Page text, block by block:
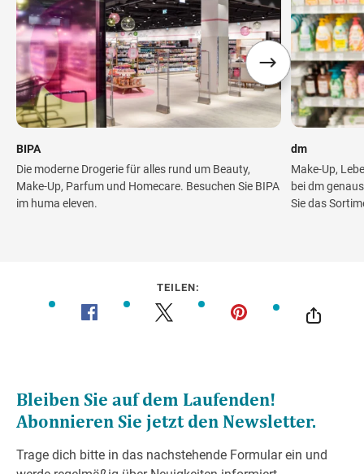
BIPA
Die moderne Drogerie für alles rund um Beauty,
Make-Up, Parfum und Homecare. Besuchen Sie BIPA
im huma eleven.
dm
Make-Up,
bei dm
Sie das
TEILEN: